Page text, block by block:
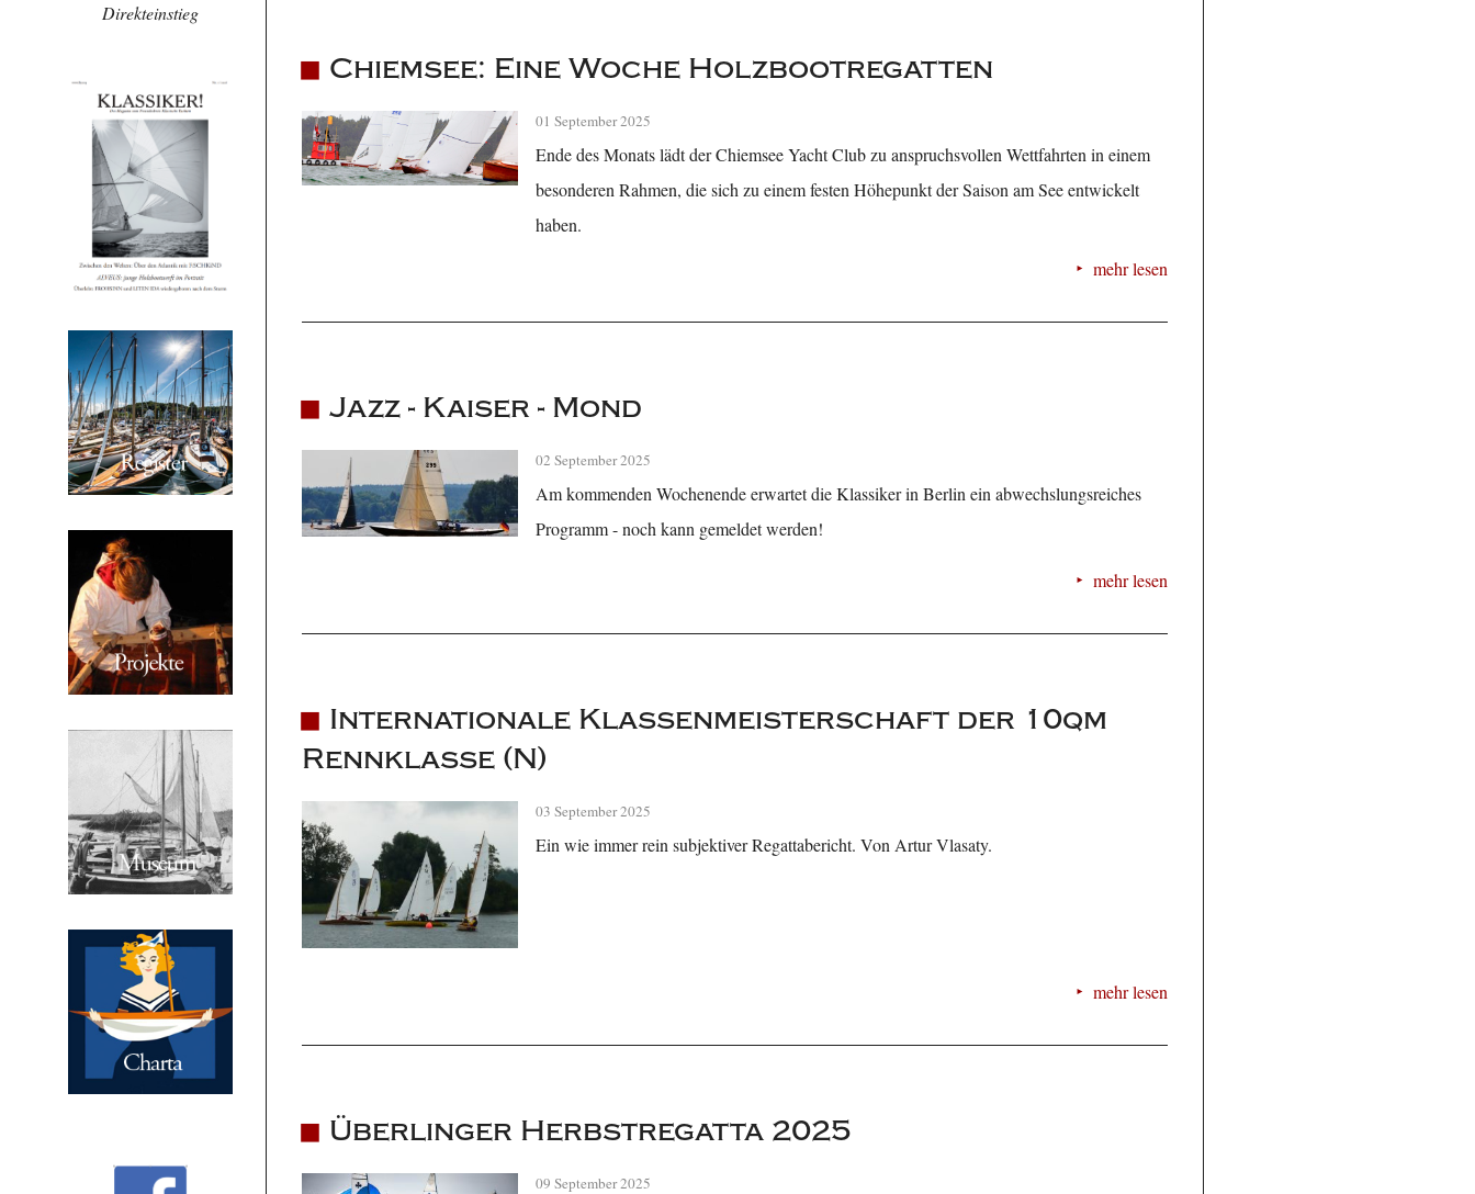
Direkteinstieg
Chiemsee: Eine Woche Holzbootregatten
01 September 2025
Ende des Monats lädt der Chiemsee Yacht Club zu anspruchsvollen Wettfahrten in einem
besonderen Rahmen, die sich zu einem festen Höhepunkt der Saison am See entwickelt
haben.
mehr lesen
Jazz - Kaiser - Mond
02 September 2025
Am kommenden Wochenende erwartet die Klassiker in Berlin ein abwechslungsreiches
Programm - noch kann gemeldet werden!
mehr lesen
Internationale Klassenmeisterschaft der 10qm
Rennklasse (N)
03 September 2025
Ein wie immer rein subjektiver Regattabericht. Von Artur Vlasaty.
mehr lesen
Überlinger Herbstregatta 2025
09 September 2025